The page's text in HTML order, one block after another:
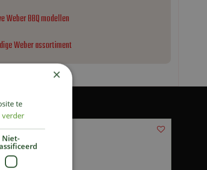
Weber BBQ modellen
Weber assortiment
×
te
verder
Niet-